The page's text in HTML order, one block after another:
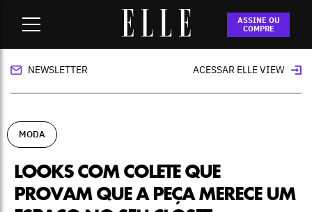
ASSINE OU
COMPRE
Looks com colete que provam que a peça
merece um espaço no seu closet
NEWSLETTER ACESSAR ELLE VIEW
MODA
LOOKS COM COLETE QUE
PROVAM QUE A PEÇA MERECE UM